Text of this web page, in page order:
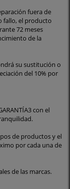
fuera de
fallo, el producto
72 meses
de la
su sustitución o
del 10% por
con el
de productos y el
por cada una de
de las marcas.